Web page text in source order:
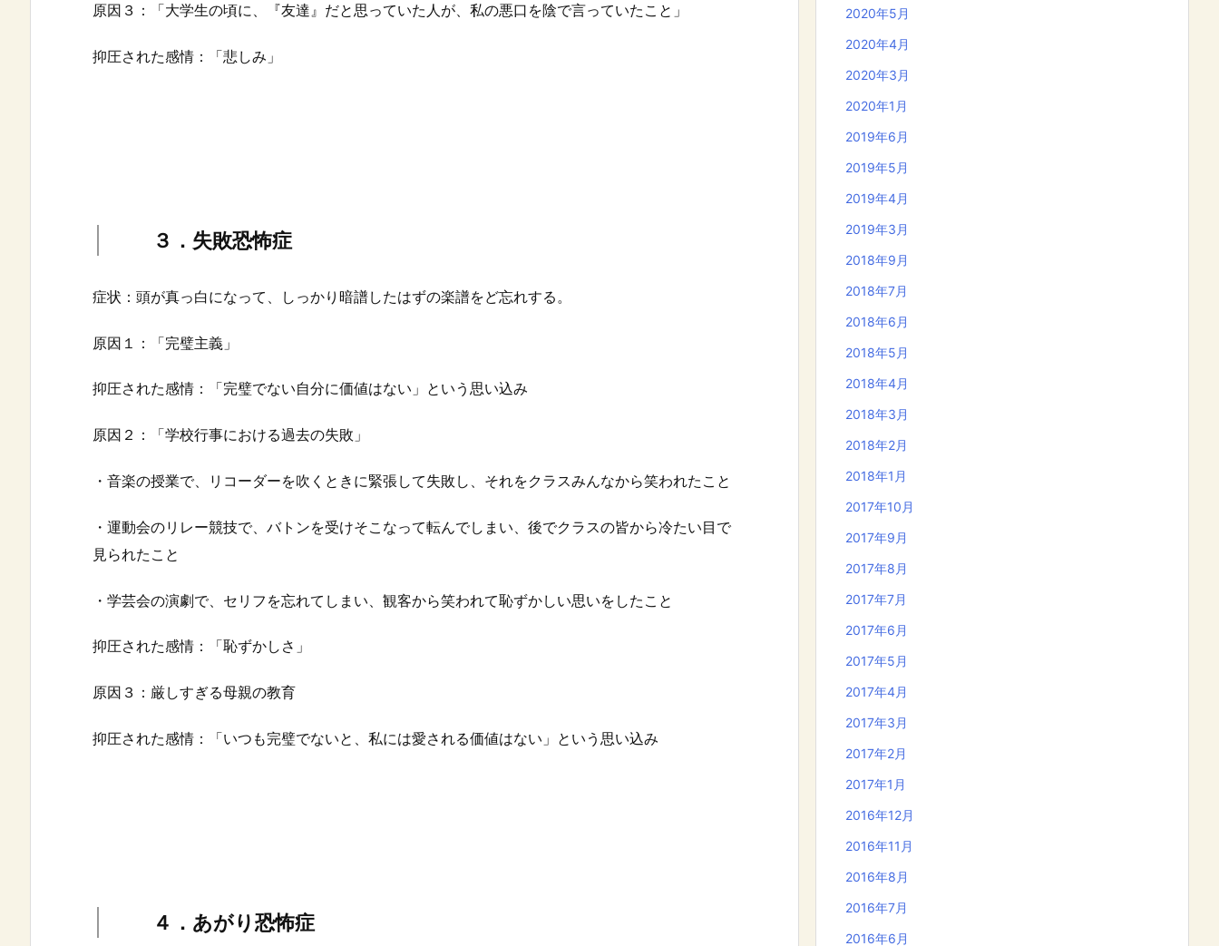
原因３：「大学生の頃に、『友達』だと思っていた人が、私の悪口を陰で言っていたこと」
抑圧された感情：「悲しみ」
３．失敗恐怖症
症状：頭が真っ白になって、しっかり暗譜したはずの楽譜をど忘れする。
原因１：「完璧主義」
抑圧された感情：「完璧でない自分に価値はない」という思い込み
原因２：「学校行事における過去の失敗」
・音楽の授業で、リコーダーを吹くときに緊張して失敗し、それをクラスみんなから笑われたこと
・運動会のリレー競技で、バトンを受けそこなって転んでしまい、後でクラスの皆から冷たい目で
見られたこと
・学芸会の演劇で、セリフを忘れてしまい、観客から笑われて恥ずかしい思いをしたこと
抑圧された感情：「恥ずかしさ」
原因３：厳しすぎる母親の教育
抑圧された感情：「いつも完璧でないと、私には愛される価値はない」という思い込み
４．あがり恐怖症
2020年5月
2020年4月
2020年3月
2020年1月
2019年6月
2019年5月
2019年4月
2019年3月
2018年9月
2018年7月
2018年6月
2018年5月
2018年4月
2018年3月
2018年2月
2018年1月
2017年10月
2017年9月
2017年8月
2017年7月
2017年6月
2017年5月
2017年4月
2017年3月
2017年2月
2017年1月
2016年12月
2016年11月
2016年8月
2016年7月
2016年6月